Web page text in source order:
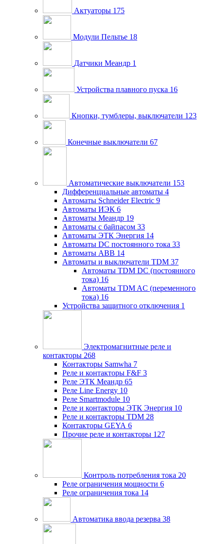
Актуаторы 175
Модули Пельтье 18
Датчики Меандр 1
Устройства плавного пуска 16
Кнопки, тумблеры, выключатели 123
Конечные выключатели 67
Автоматические выключатели 153
Дифференциальные автоматы 4
Автоматы Schneider Electric 9
Автоматы ИЭК 6
Автоматы Меандр 19
Автоматы с байпасом 33
Автоматы ЭТК Энергия 14
Автоматы DC постоянного тока 33
Автоматы ABB 14
Автоматы и выключатели TDM 37
Автоматы TDM DC (постоянного
тока) 16
Автоматы TDM AC (переменного
тока) 16
Устройства защитного отключения 1
Электромагнитные реле и
контакторы 268
Контакторы Samwha 7
Реле и контакторы F&F 3
Реле ЭТК Меандр 65
Реле Line Energy 10
Реле Smartmodule 10
Реле и контакторы ЭТК Энергия 10
Реле и контакторы TDM 28
Контакторы GEYA 6
Прочие реле и контакторы 127
Контроль потребления тока 20
Реле ограничения мощности 6
Реле ограничения тока 14
Автоматика ввода резерва 38